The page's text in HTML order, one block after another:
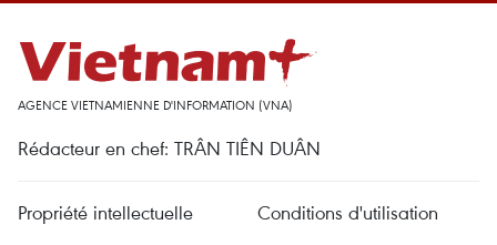
AGENCE VIETNAMIENNE D'INFORMATION (VNA)
Rédacteur en chef: TRÂN TIÊN DUÂN
Propriété intellectuelle
Conditions d'utilisation